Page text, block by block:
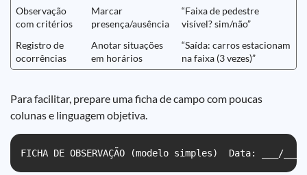
Observação
com critérios
Marcar
presença/ausência
“Faixa de pedestre
visível? sim/não”
Registro de
ocorrências
Anotar situações
em horários
“Saída: carros estacionam
na faixa (3 vezes)”
Para facilitar, prepare uma ficha de campo com poucas
colunas e linguagem objetiva.
FICHA DE OBSERVAÇÃO (modelo simples)  Data: